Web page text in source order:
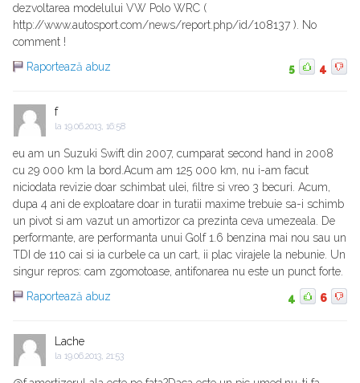
dezvoltarea modelului VW Polo WRC (
http://www.autosport.com/news/report.php/id/108137 ). No
comment !
Raportează abuz
5 4
f
la 19.06.2013, 16:58
eu am un Suzuki Swift din 2007, cumparat second hand in 2008
cu 29 000 km la bord.Acum am 125 000 km, nu i-am facut
niciodata revizie doar schimbat ulei, filtre si vreo 3 becuri. Acum,
dupa 4 ani de exploatare doar in turatii maxime trebuie sa-i schimb
un pivot si am vazut un amortizor ca prezinta ceva umezeala. De
performante, are performanta unui Golf 1.6 benzina mai nou sau un
TDI de 110 cai si ia curbele ca un cart, ii plac virajele la nebunie. Un
singur repros: cam zgomotoase, antifonarea nu este un punct forte.
Raportează abuz
4 6
Lache
la 19.06.2013, 21:53